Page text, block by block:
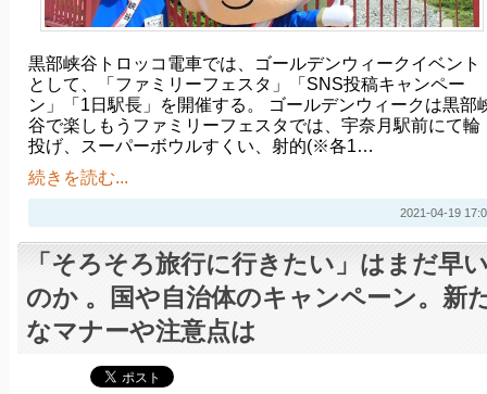
黒部峡谷トロッコ電車では、ゴールデンウィークイベント
として、「ファミリーフェスタ」「SNS投稿キャンペー
ン」「1日駅長」を開催する。 ゴールデンウィークは黒部
谷で楽しもうファミリーフェスタでは、宇奈月駅前にて輪
投げ、スーパーボウルすくい、射的(※各1…
続きを読む...
2021-04-19
「そろそろ旅行に行きたい」はまだ早
のか 。国や自治体のキャンペーン。新
なマナーや注意点は